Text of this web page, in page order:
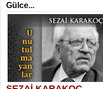
MEHMET TAŞTAN
Vagon’da Bir Şairle...
Kadir Ünal
Ayağıma Dolanan Yokuş...
Gülce...